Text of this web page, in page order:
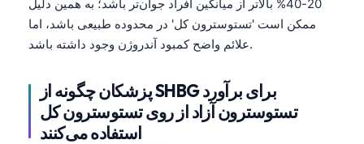
20-40% بالاتر از میانگین افراد جوان‌تر باشد؛ به همین دلیل
ممکن است 'تستوسترون کل' در محدوده طبیعی باشد، اما
علائم واضح کمبود آندروژن وجود داشته باشد.
پزشکان چگونه از SHBG برای برآورد
تستوسترون آزاد از روی تستوسترون کل
استفاده می‌کنند